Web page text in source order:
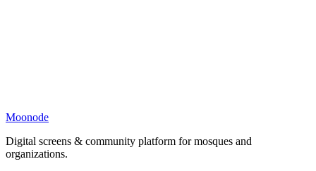
Moonode
Digital screens & community platform for mosques and
organizations.